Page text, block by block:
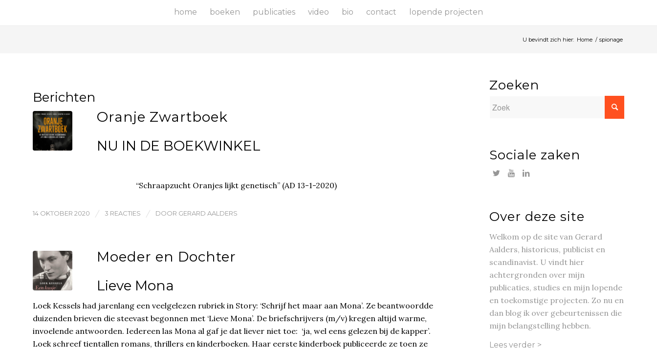
home boeken publicaties video bio contact lopende projecten
U bevindt zich hier: Home / spionage
Berichten
Oranje Zwartboek
NU IN DE BOEKWINKEL
“Schraapzucht Oranjes lijkt genetisch” (AD 13-1-2020)
14 OKTOBER 2020 / 3 REACTIES / DOOR GERARD AALDERS
Moeder en Dochter
Lieve Mona
Loek Kessels had jarenlang een veelgelezen rubriek in Story: ‘Schrijf het maar aan Mona’. Ze beantwoordde
duizenden brieven die steevast begonnen met ‘Lieve Mona’. De briefschrijvers (m/v) kregen altijd warme,
invoelende antwoorden. Iedereen las Mona al gaf je dat liever niet toe: ‘ja, wel eens gelezen bij de kapper’.
Loek schreef tientallen romans, thrillers en kinderboeken. Haar eerste kinderboek publiceerde ze toen ze
Zoeken
Sociale zaken
Over deze site
Welkom op de site van Gerard
Aalders, historicus, publicist en
scandinavist. U vindt hier
achtergronden over mijn
publicaties, studies en mijn lopende
en toekomstige projecten. Zo nu en
dan blog ik over gebeurtenissen die
mijn belangstelling hebben.
Lees verder >